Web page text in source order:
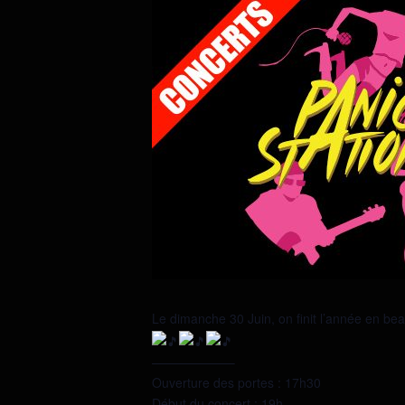
Le dimanche 30 Juin, on finit l’année en
——————–
Ouverture des portes : 17h30